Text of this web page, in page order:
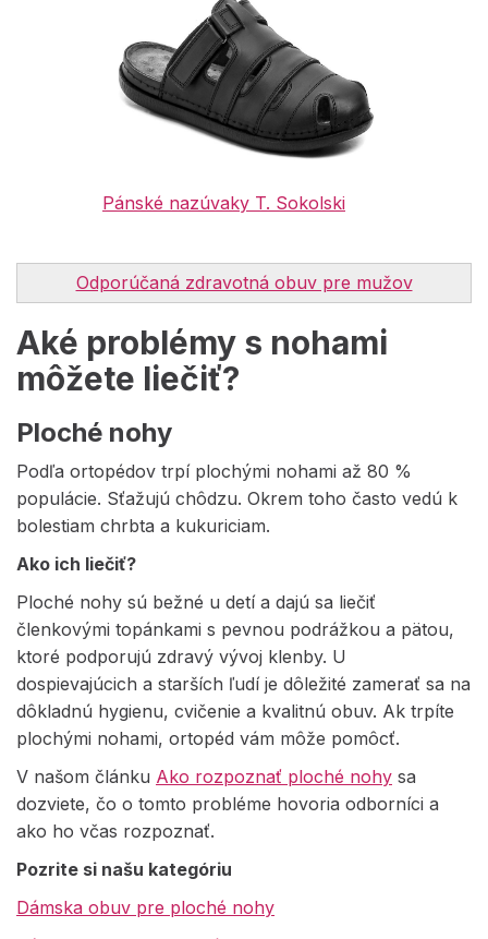
Pánské nazúvaky T. Sokolski
Odporúčaná zdravotná obuv pre mužov
Aké problémy s nohami
môžete liečiť?
Ploché nohy
Podľa ortopédov trpí plochými nohami až 80 %
populácie. Sťažujú chôdzu. Okrem toho často vedú k
bolestiam chrbta a kukuriciam.
Ako ich liečiť?
Ploché nohy sú bežné u detí a dajú sa liečiť
členkovými topánkami s pevnou podrážkou a pätou,
ktoré podporujú zdravý vývoj klenby. U
dospievajúcich a starších ľudí je dôležité zamerať sa na
dôkladnú hygienu, cvičenie a kvalitnú obuv. Ak trpíte
plochými nohami, ortopéd vám môže pomôcť.
V našom článku Ako rozpoznať ploché nohy sa
dozviete, čo o tomto probléme hovoria odborníci a
ako ho včas rozpoznať.
Pozrite si našu kategóriu
Dámska obuv pre ploché nohy